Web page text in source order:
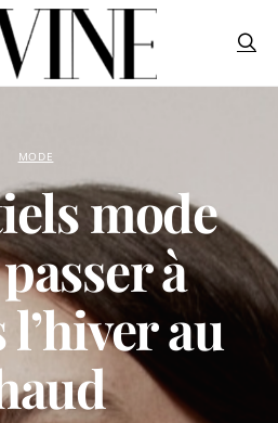
MODE
mode
à
au